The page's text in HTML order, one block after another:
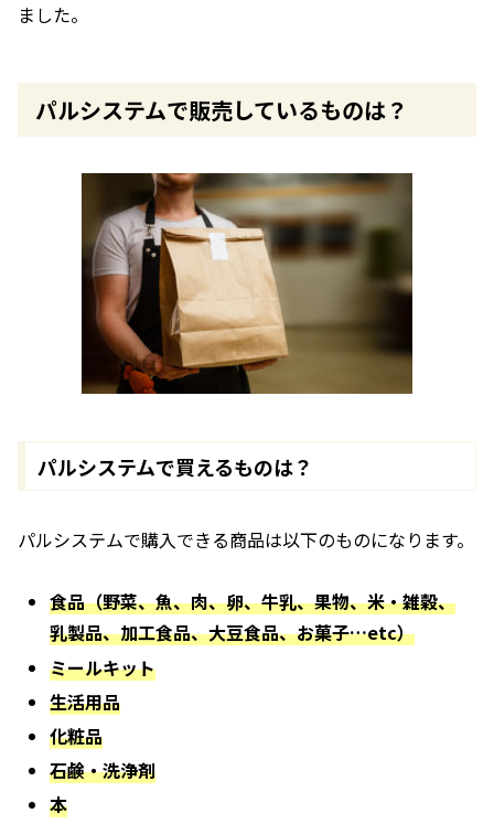
ました。
パルシステムで販売しているものは？
パルシステムで買えるものは？
パルシステムで購入できる商品は以下のものになります。
食品（野菜、魚、肉、卵、牛乳、果物、米・雑穀、
乳製品、加工食品、大豆食品、お菓子…etc）
ミールキット
生活用品
化粧品
石鹸・洗浄剤
本